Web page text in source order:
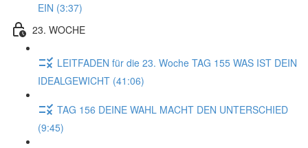
EIN (3:37)
23. WOCHE
LEITFADEN für die 23. Woche TAG 155 WAS IST DEIN
IDEALGEWICHT (41:06)
TAG 156 DEINE WAHL MACHT DEN UNTERSCHIED
(9:45)